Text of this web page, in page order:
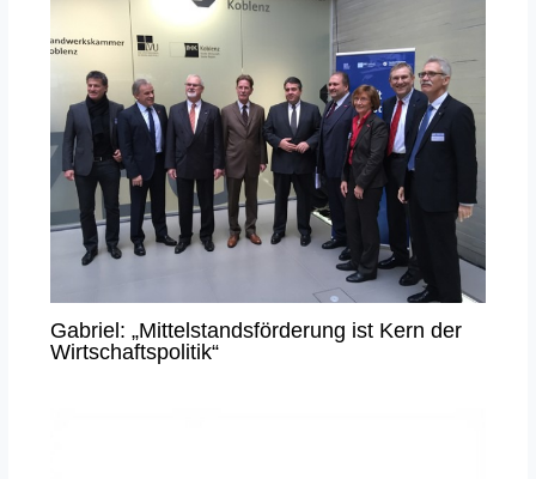
Gabriel: „Mittelstandsförderung ist Kern der
Wirtschaftspolitik“